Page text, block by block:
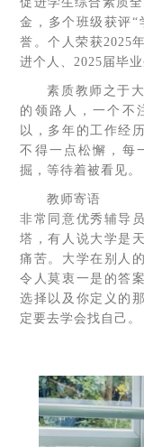
金，多个班级获评“
誉。个人荣获2025
进个人、2025届毕
素质教师之于
的领路人，一个不
以，多年的工作经
不得一点松懈，每
掘，等待着被看见。
教师寄语
非常同意优秀辅导
塔，有人说大学是
痛苦。大学在别人
令人莫衷一是的答
选择以及你定义的
定要去学会找自己。